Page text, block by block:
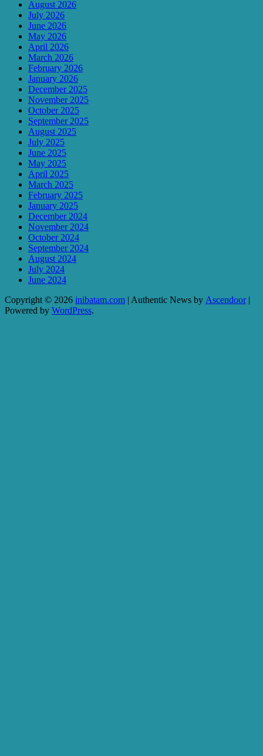
August 2026
July 2026
June 2026
May 2026
April 2026
March 2026
February 2026
January 2026
December 2025
November 2025
October 2025
September 2025
August 2025
July 2025
June 2025
May 2025
April 2025
March 2025
February 2025
January 2025
December 2024
November 2024
October 2024
September 2024
August 2024
July 2024
June 2024
Copyright © 2026 inibatam.com | Authentic News by Ascendoor|
Powered by WordPress.